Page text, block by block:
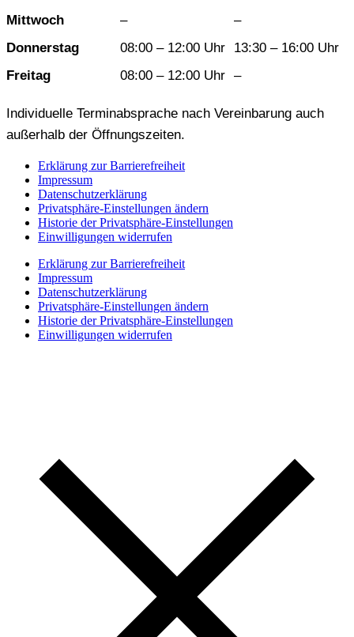
Mittwoch –
–
Donnerstag
08:00 – 12:00 Uhr
13:30 – 16:00 Uhr
Freitag
08:00 – 12:00 Uhr –
Individuelle Terminabsprache nach Vereinbarung auch
außerhalb der Öffnungszeiten.
Erklärung zur Barrierefreiheit
Impressum
Datenschutzerklärung
Privatsphäre-Einstellungen ändern
Historie der Privatsphäre-Einstellungen
Einwilligungen widerrufen
Erklärung zur Barrierefreiheit
Impressum
Datenschutzerklärung
Privatsphäre-Einstellungen ändern
Historie der Privatsphäre-Einstellungen
Einwilligungen widerrufen